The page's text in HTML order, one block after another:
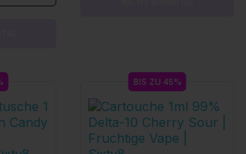
BIS ZU 45%